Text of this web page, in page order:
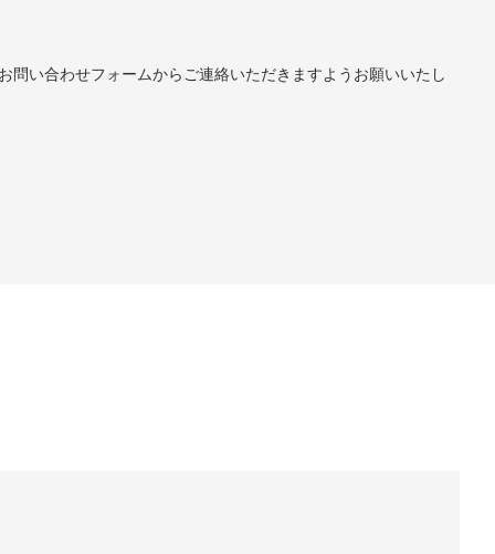
い合わせフォームからご連絡いただきますようお願いいたし